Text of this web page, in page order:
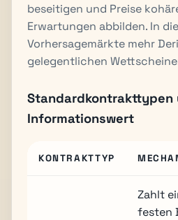
beseitigen und Preise
Erwartungen abbilden. In
Vorhersagemärkte mehr
gelegentlichen
Standardkontrakttypen
Informationswert
KONTRAKTTYP
Zahlt
festen